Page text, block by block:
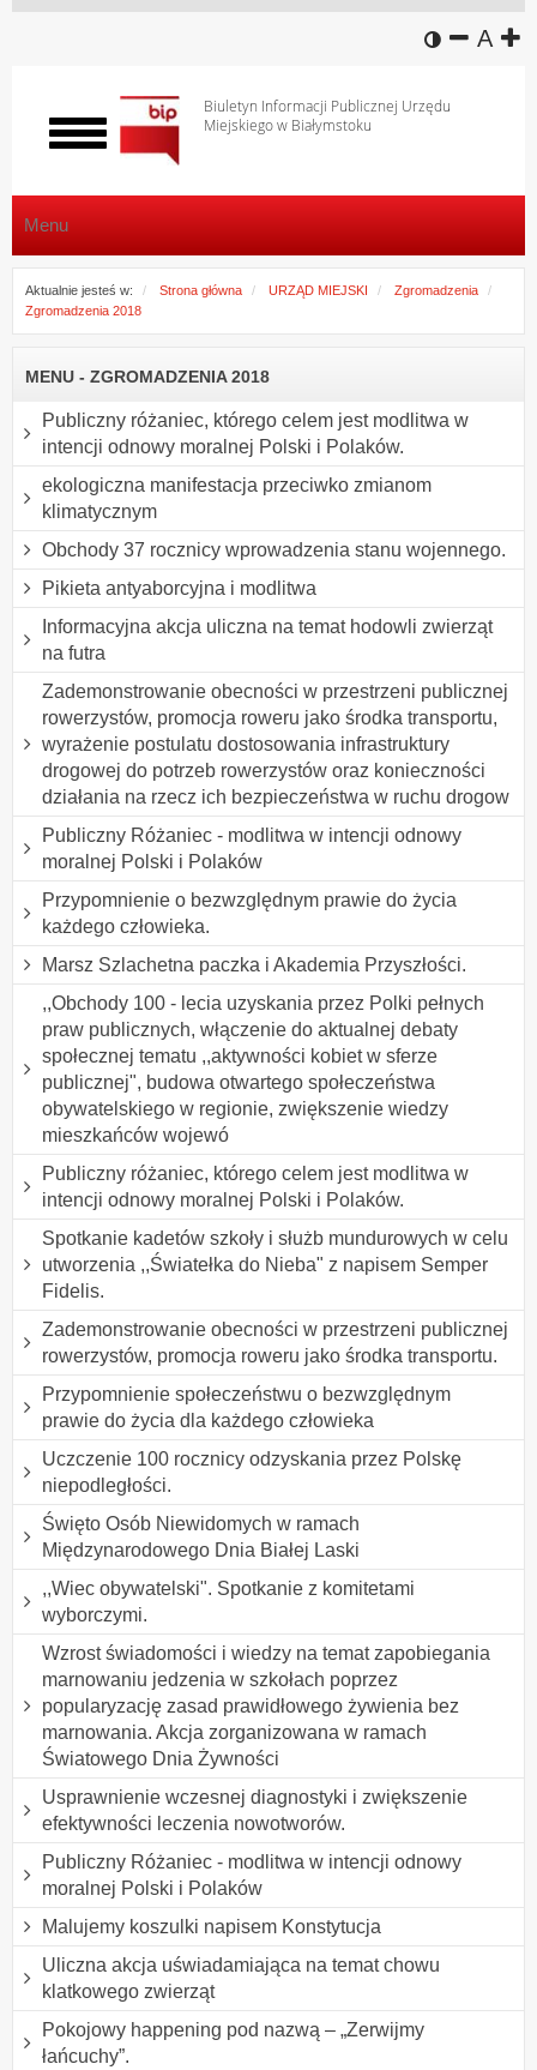
wersja
A
Biuletyn Informacji Publicznej Urzędu
Miejskiego w Białymstoku
Włącz
menu
Menu
Aktualnie jesteś w: Strona główna URZĄD MIEJSKI
Zgromadzenia
Zgromadzenia 2018
MENU - ZGROMADZENIA 2018
Publiczny różaniec, którego celem jest modlitwa w
intencji odnowy moralnej Polski i Polaków.
ekologiczna manifestacja przeciwko zmianom
klimatycznym
Obchody 37 rocznicy wprowadzenia stanu wojennego.
Pikieta antyaborcyjna i modlitwa
Informacyjna akcja uliczna na temat hodowli zwierząt
na futra
Zademonstrowanie obecności w przestrzeni publicznej
rowerzystów, promocja roweru jako środka transportu,
wyrażenie postulatu dostosowania infrastruktury
drogowej do potrzeb rowerzystów oraz konieczności
działania na rzecz ich bezpieczeństwa w ruchu drogow
Publiczny Różaniec - modlitwa w intencji odnowy
moralnej Polski i Polaków
Przypomnienie o bezwzględnym prawie do życia
każdego człowieka.
Marsz Szlachetna paczka i Akademia Przyszłości.
,,Obchody 100 - lecia uzyskania przez Polki pełnych
praw publicznych, włączenie do aktualnej debaty
społecznej tematu ,,aktywności kobiet w sferze
publicznej", budowa otwartego społeczeństwa
obywatelskiego w regionie, zwiększenie wiedzy
mieszkańców wojewó
Publiczny różaniec, którego celem jest modlitwa w
intencji odnowy moralnej Polski i Polaków.
Spotkanie kadetów szkoły i służb mundurowych w celu
utworzenia ,,Światełka do Nieba" z napisem Semper
Fidelis.
Zademonstrowanie obecności w przestrzeni publicznej
rowerzystów, promocja roweru jako środka transportu.
Przypomnienie społeczeństwu o bezwzględnym
prawie do życia dla każdego człowieka
Uczczenie 100 rocznicy odzyskania przez Polskę
niepodległości.
Święto Osób Niewidomych w ramach
Międzynarodowego Dnia Białej Laski
,,Wiec obywatelski". Spotkanie z komitetami
wyborczymi.
Wzrost świadomości i wiedzy na temat zapobiegania
marnowaniu jedzenia w szkołach poprzez
popularyzację zasad prawidłowego żywienia bez
marnowania. Akcja zorganizowana w ramach
Światowego Dnia Żywności
Usprawnienie wczesnej diagnostyki i zwiększenie
efektywności leczenia nowotworów.
Publiczny Różaniec - modlitwa w intencji odnowy
moralnej Polski i Polaków
Malujemy koszulki napisem Konstytucja
Uliczna akcja uświadamiająca na temat chowu
klatkowego zwierząt
Pokojowy happening pod nazwą – „Zerwijmy
łańcuchy”.